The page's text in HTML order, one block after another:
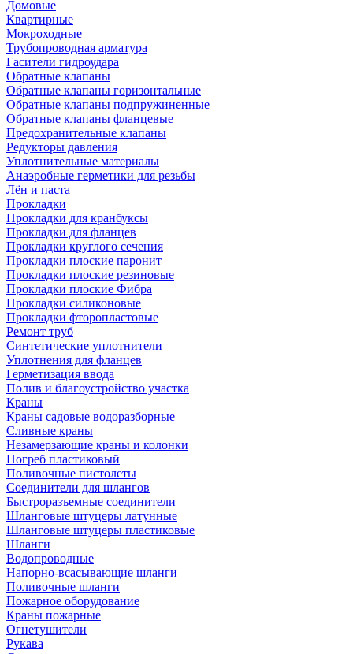
Домовые
Квартирные
Мокроходные
Трубопроводная арматура
Гасители гидроудара
Обратные клапаны
Обратные клапаны горизонтальные
Обратные клапаны подпружиненные
Обратные клапаны фланцевые
Предохранительные клапаны
Редукторы давления
Уплотнительные материалы
Анаэробные герметики для резьбы
Лён и паста
Прокладки
Прокладки для кранбуксы
Прокладки для фланцев
Прокладки круглого сечения
Прокладки плоские паронит
Прокладки плоские резиновые
Прокладки плоские Фибра
Прокладки силиконовые
Прокладки фторопластовые
Ремонт труб
Синтетические уплотнители
Уплотнения для фланцев
Герметизация ввода
Полив и благоустройство участка
Краны
Краны садовые водоразборные
Сливные краны
Незамерзающие краны и колонки
Погреб пластиковый
Поливочные пистолеты
Соединители для шлангов
Быстроразъемные соединители
Шланговые штуцеры латунные
Шланговые штуцеры пластиковые
Шланги
Водопроводные
Напорно-всасывающие шланги
Поливочные шланги
Пожарное оборудование
Краны пожарные
Огнетушители
Рукава